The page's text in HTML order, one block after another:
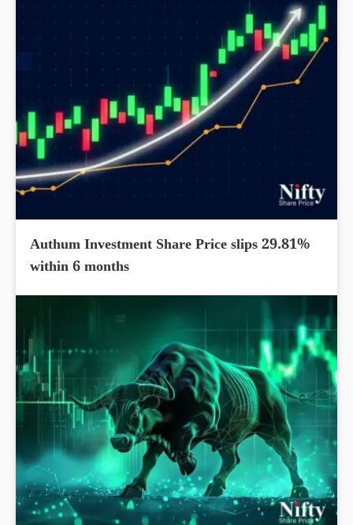
Authum Investment Share Price slips 29.81%
within 6 months